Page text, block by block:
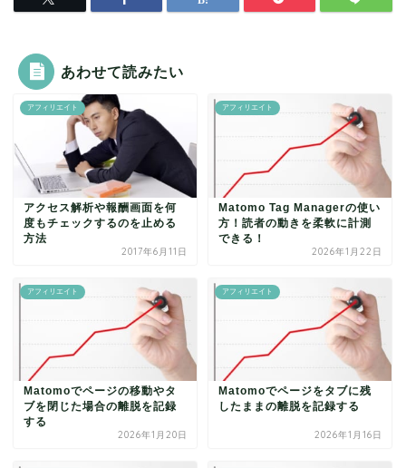
あわせて読みたい
アフィリエイト
アクセス解析や報酬画面を何
度もチェックするのを止める
方法
2017年6月11日
アフィリエイト
Matomo Tag Managerの使い
方！読者の動きを柔軟に計測
できる！
2026年1月22日
アフィリエイト
Matomoでページの移動やタ
ブを閉じた場合の離脱を記録
する
2026年1月20日
アフィリエイト
Matomoでページをタブに残
したままの離脱を記録する
2026年1月16日